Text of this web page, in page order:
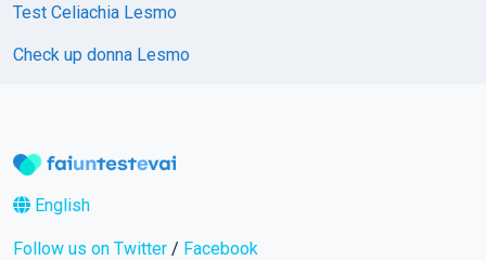
Test Celiachia Lesmo
Check up donna Lesmo
English
Follow us on Twitter / Facebook